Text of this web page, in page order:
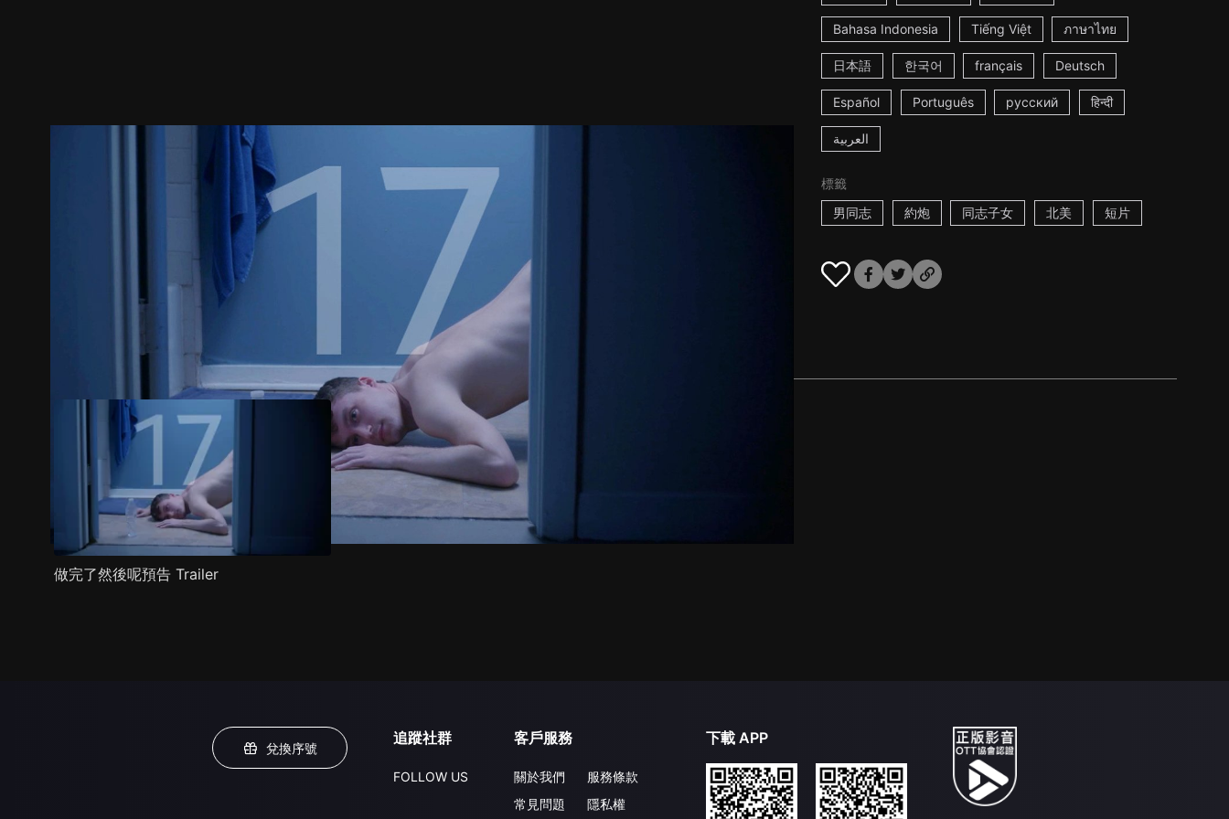
Bahasa Indonesia Tiếng Việt ภาษาไทย
日本語 한국어 français Deutsch
Español Português русский हिन्दी
العربية
標籤
男同志
約炮 同志子女 北美 短片
推薦影片
做完了然後呢預告 Trailer
兌換序號
追蹤社群
FOLLOW US
客戶服務
關於我們
常見問題
服務條款
隱私權
下載 APP